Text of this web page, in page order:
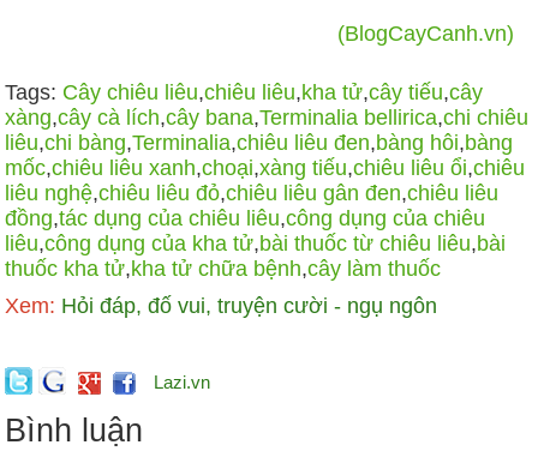
(BlogCayCanh.vn)
Tags: Cây chiêu liêu,chiêu liêu,kha tử,cây tiếu,cây
xàng,cây cà lích,cây bana,Terminalia bellirica,chi chiêu
liêu,chi bàng,Terminalia,chiêu liêu đen,bàng hôi,bàng
mốc,chiêu liêu xanh,choại,xàng tiếu,chiêu liêu ổi,chiêu
liêu nghệ,chiêu liêu đỏ,chiêu liêu gân đen,chiêu liêu
đồng,tác dụng của chiêu liêu,công dụng của chiêu
liêu,công dụng của kha tử,bài thuốc từ chiêu liêu,bài
thuốc kha tử,kha tử chữa bệnh,cây làm thuốc
Xem: Hỏi đáp, đố vui, truyện cười - ngụ ngôn
Lazi.vn
Bình luận